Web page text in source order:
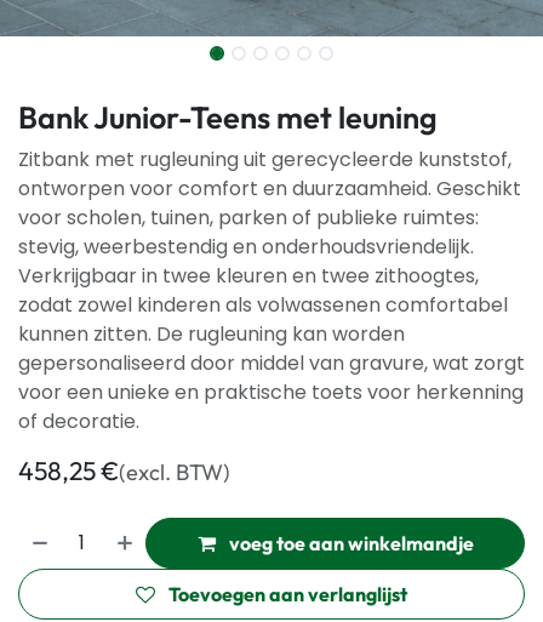
Bank Junior-Teens met leuning
Zitbank met rugleuning uit gerecycleerde kunststof,
ontworpen voor comfort en duurzaamheid. Geschikt
voor scholen, tuinen, parken of publieke ruimtes:
stevig, weerbestendig en onderhoudsvriendelijk.
Verkrijgbaar in twee kleuren en twee zithoogtes,
zodat zowel kinderen als volwassenen comfortabel
kunnen zitten. De rugleuning kan worden
gepersonaliseerd door middel van gravure, wat zorgt
voor een unieke en praktische toets voor herkenning
of decoratie.
458,25€(excl. BTW)
voeg toe aan winkelmandje
Toevoegen aan verlanglijst